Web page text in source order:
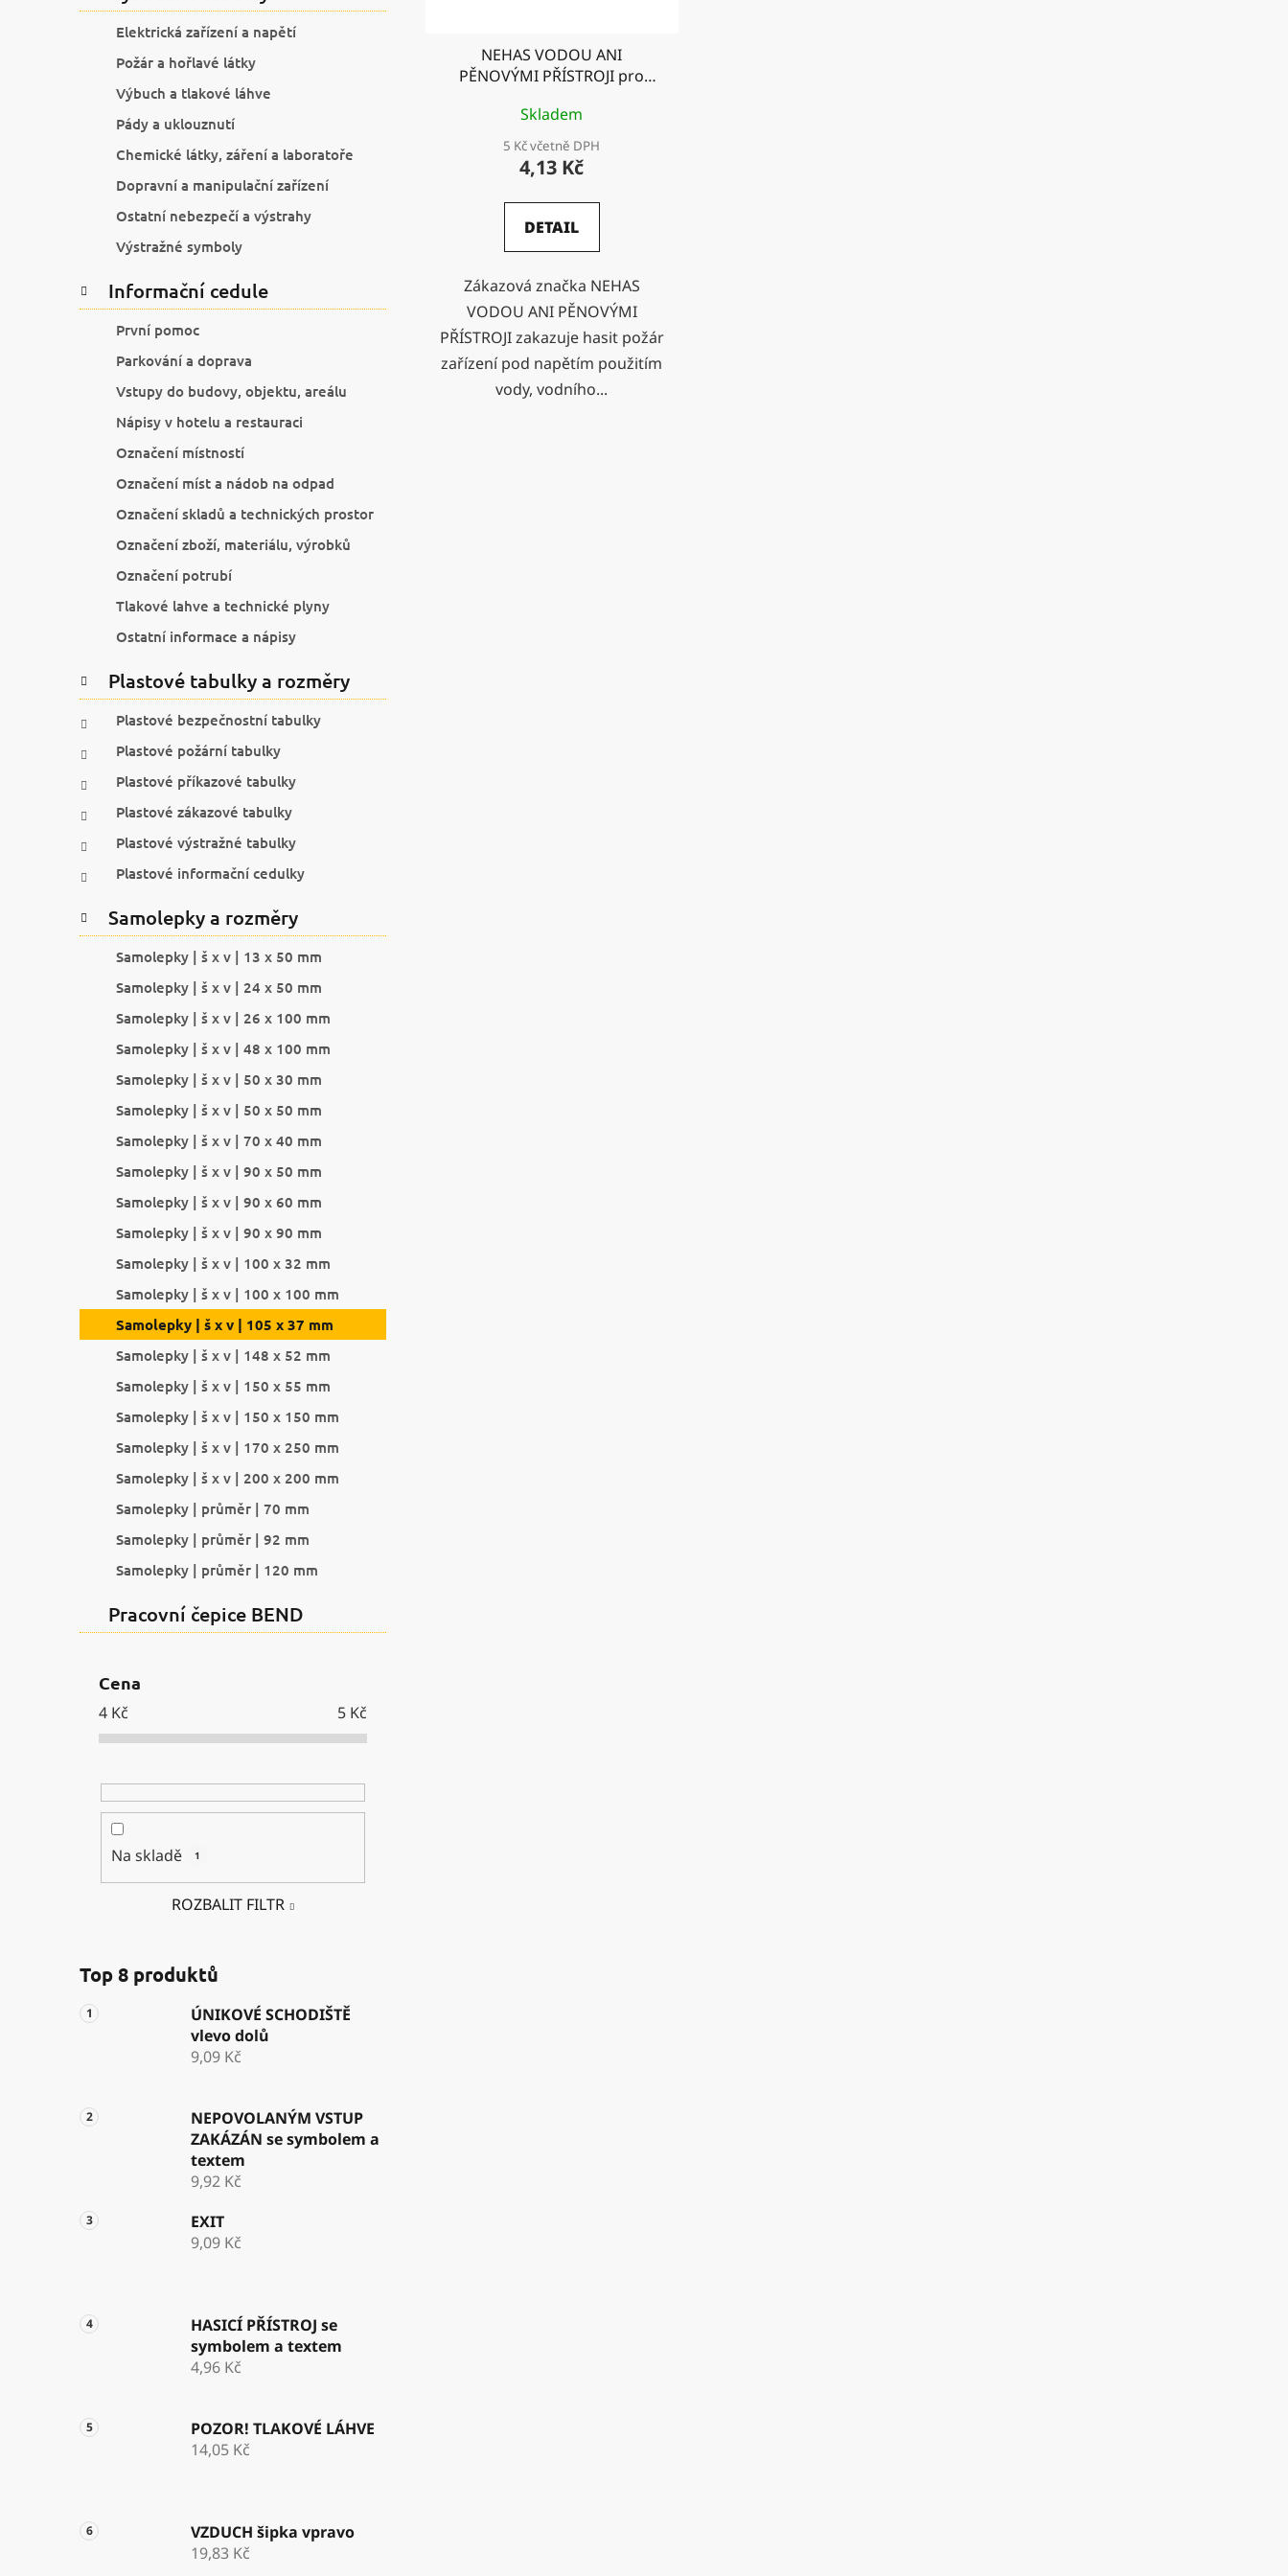
Elektrická zařízení a napětí
Požár a hořlavé látky
Výbuch a tlakové láhve
Pády a uklouznutí
Chemické látky, záření a laboratoře
Dopravní a manipulační zařízení
Ostatní nebezpečí a výstrahy
Výstražné symboly
Informační cedule
První pomoc
Parkování a doprava
Vstupy do budovy, objektu, areálu
Nápisy v hotelu a restauraci
Označení místností
Označení míst a nádob na odpad
Označení skladů a technických prostor
Označení zboží, materiálu, výrobků
Označení potrubí
Tlakové lahve a technické plyny
Ostatní informace a nápisy
Plastové tabulky a rozměry
Plastové bezpečnostní tabulky
Plastové požární tabulky
Plastové příkazové tabulky
Plastové zákazové tabulky
Plastové výstražné tabulky
Plastové informační cedulky
Samolepky a rozměry
Samolepky | š x v | 13 x 50 mm
Samolepky | š x v | 24 x 50 mm
Samolepky | š x v | 26 x 100 mm
Samolepky | š x v | 48 x 100 mm
Samolepky | š x v | 50 x 30 mm
Samolepky | š x v | 50 x 50 mm
Samolepky | š x v | 70 x 40 mm
Samolepky | š x v | 90 x 50 mm
Samolepky | š x v | 90 x 60 mm
Samolepky | š x v | 90 x 90 mm
Samolepky | š x v | 100 x 32 mm
Samolepky | š x v | 100 x 100 mm
Samolepky | š x v | 105 x 37 mm
Samolepky | š x v | 148 x 52 mm
Samolepky | š x v | 150 x 55 mm
Samolepky | š x v | 150 x 150 mm
Samolepky | š x v | 170 x 250 mm
Samolepky | š x v | 200 x 200 mm
Samolepky | průměr | 70 mm
Samolepky | průměr | 92 mm
Samolepky | průměr | 120 mm
Pracovní čepice BEND
Cena
4 Kč 5 Kč
Na skladě 1
ROZBALIT FILTR
Top 8 produktů
ÚNIKOVÉ SCHODIŠTĚ
vlevo dolů
9,09 Kč
NEPOVOLANÝM VSTUP
ZAKÁZÁN se symbolem a
textem
9,92 Kč
EXIT
9,09 Kč
HASICÍ PŘÍSTROJ se
symbolem a textem
4,96 Kč
POZOR! TLAKOVÉ LÁHVE
14,05 Kč
VZDUCH šipka vpravo
19,83 Kč
NEHAS VODOU ANI
PĚNOVÝMI PŘÍSTROJI pro
Skladem
5 Kč včetně DPH
4,13 Kč
DETAIL
Zákazová značka NEHAS
VODOU ANI PĚNOVÝMI
PŘÍSTROJI zakazuje hasit požár
zařízení pod napětím použitím
vody, vodního...